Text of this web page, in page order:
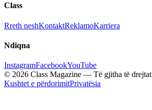
Class
Rreth neshKontaktReklamoKarriera
Ndiqna
InstagramFacebookYouTube
© 2026 Class Magazine — Të gjitha të drejtat
Kushtet e përdorimitPrivatësia